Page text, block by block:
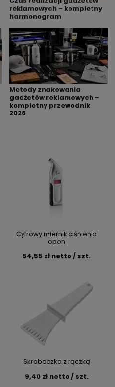
reklamowych – kompletny
harmonogram
Metody znakowania
gadżetów reklamowych –
kompletny przewodnik
2026
Cyfrowy miernik ciśnienia
opon
54,55 zł netto / szt.
Skrobaczka z rączką
9,40 zł netto / szt.